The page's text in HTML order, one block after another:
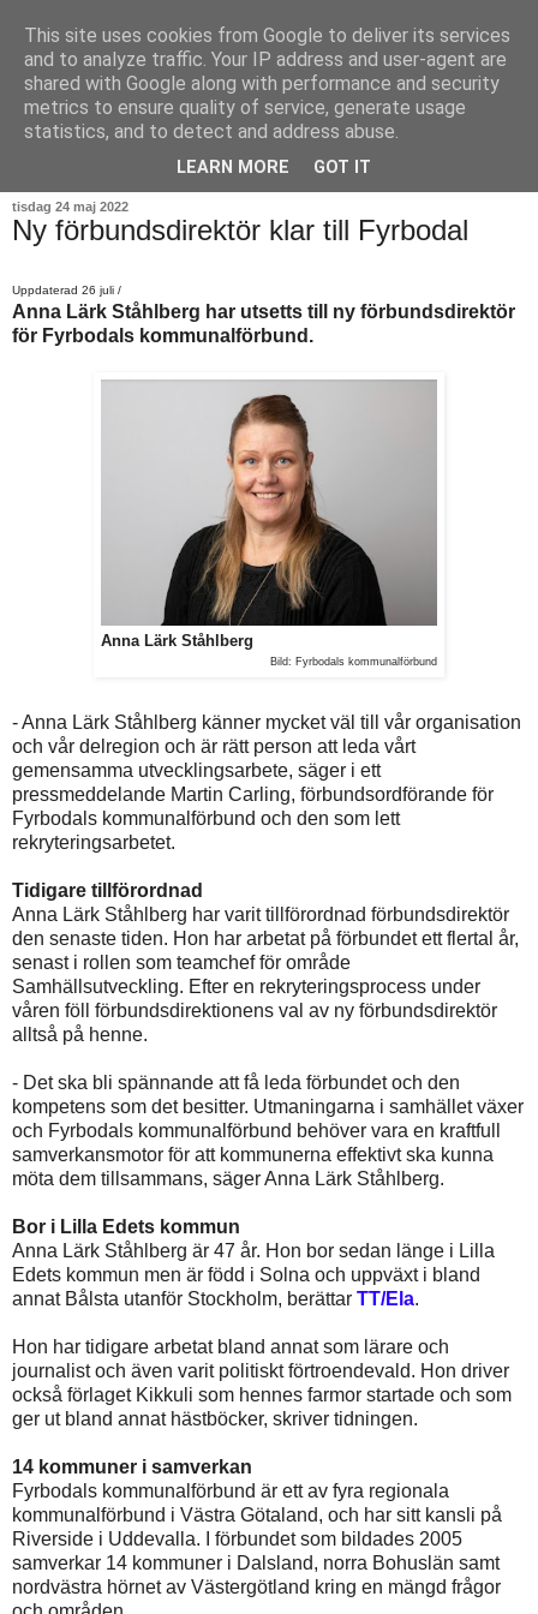
tisdag 24 maj 2022
Ny förbundsdirektör klar till Fyrbodal
Uppdaterad 26 juli /
Anna Lärk Ståhlberg har utsetts till ny förbundsdirektör
för Fyrbodals kommunalförbund.
Anna Lärk Ståhlberg
Bild: Fyrbodals kommunalförbund
- Anna Lärk Ståhlberg känner mycket väl till vår organisation
och vår delregion och är rätt person att leda vårt
gemensamma utvecklingsarbete, säger i ett
pressmeddelande Martin Carling, förbundsordförande för
Fyrbodals kommunalförbund och den som lett
rekryteringsarbetet.
Tidigare tillförordnad
Anna Lärk Ståhlberg har varit tillförordnad förbundsdirektör
den senaste tiden. Hon har arbetat på förbundet ett flertal år,
senast i rollen som teamchef för område
Samhällsutveckling. Efter en rekryteringsprocess under
våren föll förbundsdirektionens val av ny förbundsdirektör
alltså på henne.
- Det ska bli spännande att få leda förbundet och den
kompetens som det besitter. Utmaningarna i samhället växer
och Fyrbodals kommunalförbund behöver vara en kraftfull
samverkansmotor för att kommunerna effektivt ska kunna
möta dem tillsammans, säger Anna Lärk Ståhlberg.
Bor i Lilla Edets kommun
Anna Lärk Ståhlberg är 47 år. Hon bor sedan länge i Lilla
Edets kommun men är född i Solna och uppväxt i bland
annat Bålsta utanför Stockholm, berättar TT/Ela.
Hon har tidigare arbetat bland annat som lärare och
journalist och även varit politiskt förtroendevald. Hon driver
också förlaget Kikkuli som hennes farmor startade och som
ger ut bland annat hästböcker, skriver tidningen.
14 kommuner i samverkan
Fyrbodals kommunalförbund är ett av fyra regionala
kommunalförbund i Västra Götaland, och har sitt kansli på
Riverside i Uddevalla. I förbundet som bildades 2005
samverkar 14 kommuner i Dalsland, norra Bohuslän samt
nordvästra hörnet av Västergötland kring en mängd frågor
This site uses cookies from Google to deliver its services
and to analyze traffic. Your IP address and user-agent are
shared with Google along with performance and security
metrics to ensure quality of service, generate usage
statistics, and to detect and address abuse.
LEARN MORE GOT IT